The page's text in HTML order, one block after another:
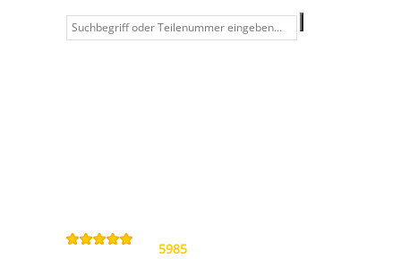
Kontakt
Allgemeine
/5
5985